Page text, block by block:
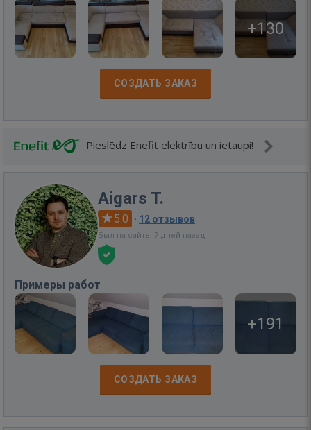
+130
СОЗДАТЬ ЗАКАЗ
Pieslēdz Enefit elektrību un ietaupi!
Aigars T.
5.0 · 12 отзывов
Был на сайте: 7 дней назад
Примеры работ
+191
СОЗДАТЬ ЗАКАЗ